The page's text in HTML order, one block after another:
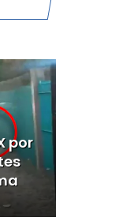
por